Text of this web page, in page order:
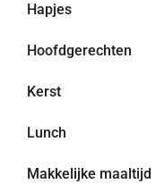
Hapjes
Hoofdgerechten
Kerst
Lunch
Makkelijke maaltijd